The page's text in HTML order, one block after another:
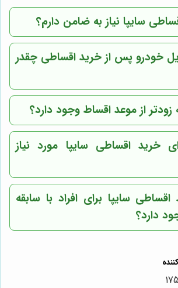
سایپا نیاز به ضامن دارم؟
خودرو پس از خرید اقساطی چقدر
زودتر از موعد اقساط وجود دارد؟
خرید اقساطی سایپا مورد نیاز
سایپا برای افراد با سابقه
دارد؟